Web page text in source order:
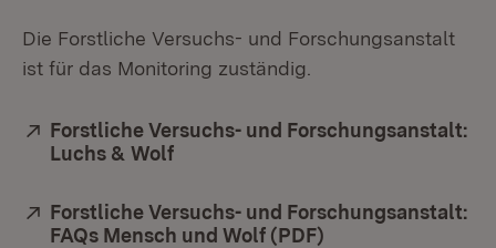
Die Forstliche Versuchs- und Forschungsanstalt
ist für das Monitoring zuständig.
Extern:
Forstliche Versuchs- und Forschungsanstalt:
Luchs & Wolf
Extern:
Forstliche Versuchs- und Forschungsanstalt:
FAQs Mensch und Wolf (PDF)